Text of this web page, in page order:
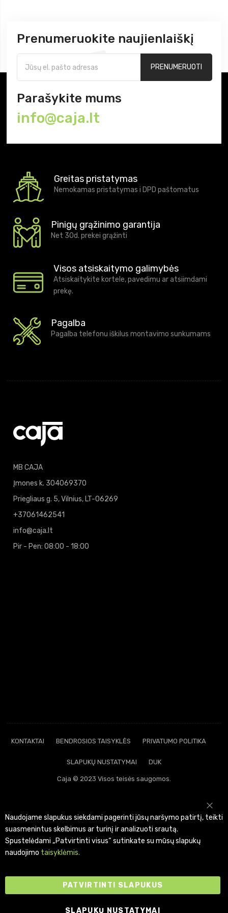
Prenumeruokite naujienlaiškį
PRENUMERUOTI
Parašykite mums
info@caja.lt
Greitas pristatymas
Nemokamas pristatymas i DPD paštomatus
Pinigų grąžinimo garantija
Net 30d. prekei grąžinti
Visos atsiskaitymo galimybės
Atsiskaitykite kortele, pavedimu ar atsiimdami
prekę.
Pagalba
Pagalba telefonu iškilus montavimo sunkumams
MB CAJA
Įmones k. 304069370
Priegliaus g. 5, Vilnius, LT-06269
+37061462541
info@caja.lt
Pir - Pen: 08:00 - 18:00
KONTAKTAI BENDROSIOS TAISYKLĖS PRIVATUMO POLITIKA
SLAPUKŲ NUSTATYMAI DUK
Caja © 2023 Visos teisės saugomos.
Naudojame slapukus siekdami pagerinti jūsų naršymo patirtį, teikti
suasmenintus skelbimus ar turinį ir analizuoti srautą.
Spustelėdami „Patvirtinti visus“ sutinkate su mūsų slapukų
naudojimo taisyklėmis.
PATVIRTINTI SLAPUKUS
SLAPUKŲ NUSTATYMAI